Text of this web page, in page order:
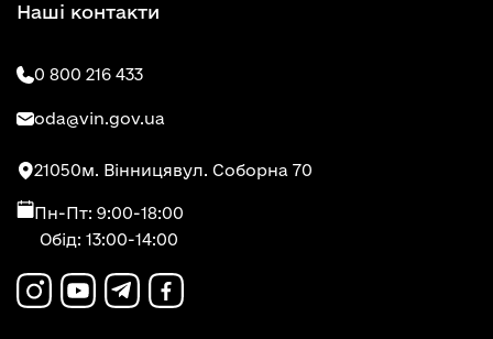
Наші контакти
0 800 216 433
oda@vin.gov.ua
21050м. Вінницявул. Соборна 70
Пн-Пт: 9:00-18:00
Обід: 13:00-14:00